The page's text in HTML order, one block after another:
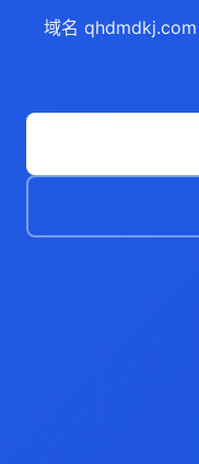
域名 qhdmdkj.com